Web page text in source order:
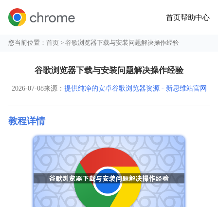
首页帮助中心
您当前位置：首页 > 谷歌浏览器下载与安装问题解决操作经验
谷歌浏览器下载与安装问题解决操作经验
2026-07-08来源： 提供纯净的安卓谷歌浏览器资源 - 新思维站官网
教程详情